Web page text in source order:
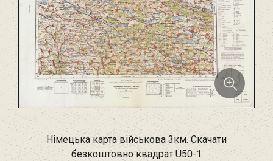
Німецька карта військова 3км. Скачати
безкоштовно квадрат U50-1